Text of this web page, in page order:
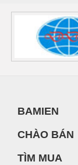
BAMIEN
CHÀO BÁN
TÌM MUA